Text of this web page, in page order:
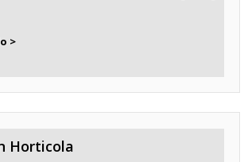
>
Horticola